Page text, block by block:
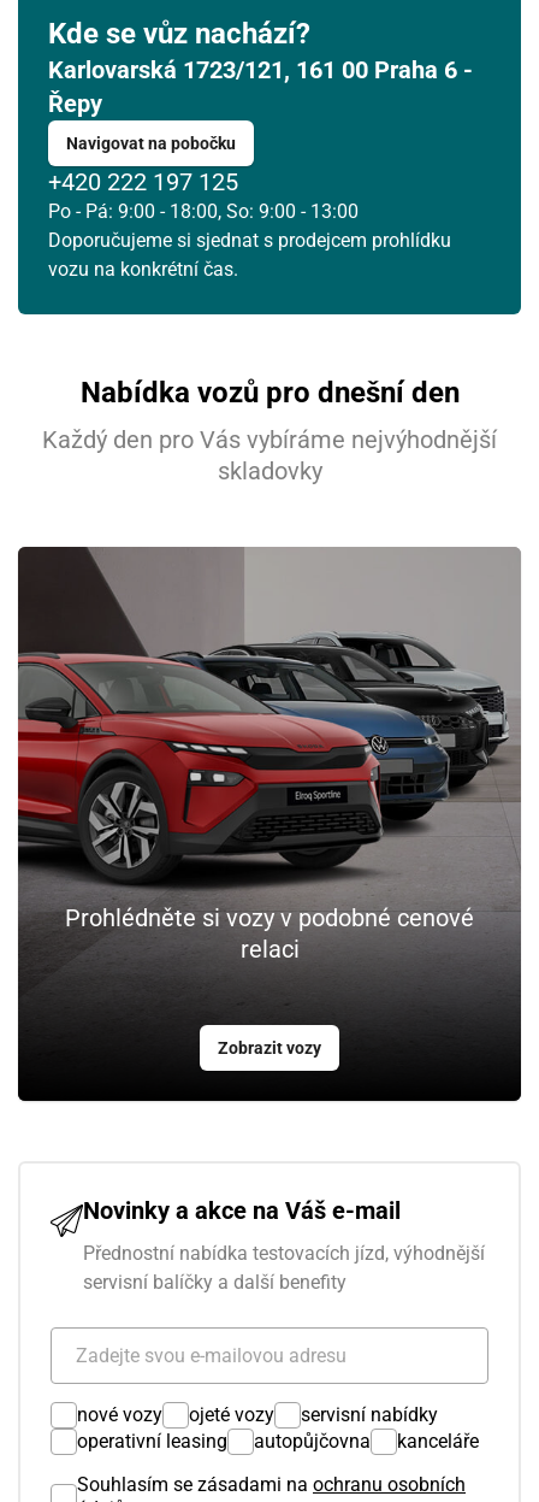
Kde se vůz nachází?
Karlovarská 1723/121, 161 00 Praha 6 -
Řepy
Navigovat na pobočku
+420 222 197 125
Po - Pá: 9:00 - 18:00, So: 9:00 - 13:00
Doporučujeme si sjednat s prodejcem prohlídku
vozu na konkrétní čas.
Nabídka vozů pro dnešní den
Každý den pro Vás vybíráme nejvýhodnější
skladovky
Prohlédněte si vozy v podobné cenové
relaci
Zobrazit vozy
Novinky a akce na Váš e-mail
Přednostní nabídka testovacích jízd, výhodnější
servisní balíčky a další benefity
nové vozy ojeté vozy
servisní nabídky
operativní leasing
autopůjčovna
kanceláře
Souhlasím se zásadami na ochranu osobních